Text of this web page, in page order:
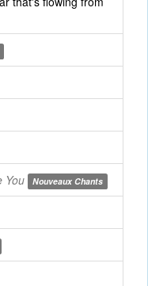
You Nouveaux Chants